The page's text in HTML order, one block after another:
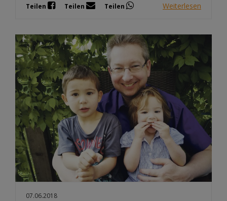
Teilen Teilen Teilen Weiterlesen
07.06.2018